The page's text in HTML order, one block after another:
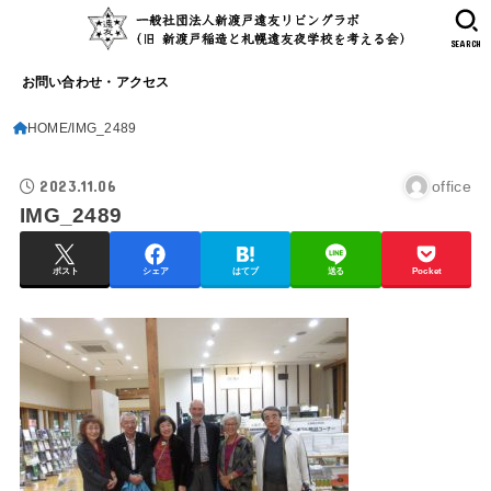
お問い合わせ・アクセス
SEARCH
HOME IMG_2489
2023.11.06 office
IMG_2489
ポスト シェア はてブ 送る Pocket